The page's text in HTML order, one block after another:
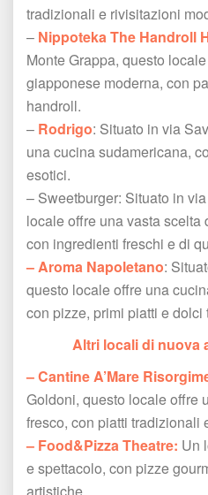
tradizionali e rivisitazioni
– Nippoteka The Handroll
Monte Grappa, questo
giapponese moderna, con
handroll.
– Rodrigo: Situato in via
una cucina sudamericana,
esotici.
– Sweetburger: Situato in
locale offre una vasta scelta
con ingredienti freschi e di
– Aroma Napoletano:
questo locale offre una
con pizze, primi piatti e dolci
Altri locali di nuova
– Cantine A’Mare
Goldoni, questo locale offre
fresco, con piatti tradizionali
– Food&Pizza Theatre: Un
e spettacolo, con pizze
artistiche.